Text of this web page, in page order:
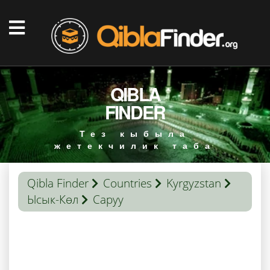
QIBLA
FINDER
Тез кыбыла
жетекчилик таба
Qibla Finder Countries
Kyrgyzstan
Ысык-Көл
Саруу